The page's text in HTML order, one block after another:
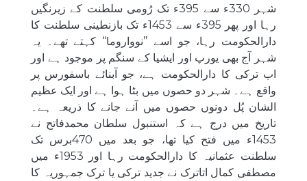
شہر 330ء سے 395ء تک رُومی سلطنت کے زیرنگیں
رہا اور پھر 395ء سے 1453ء تک بازنطینی سلطنت کا
دارالحکومت رہا، جو اسے ’’نوواروما‘‘ کہتے تھے۔ یہ
شہر آج بھی یورپ اور ایشیا کے سنگم پر موجود ہے اور
اب ترکی کا دارالحکومت ہے، جو آبنائے باسفورس پر
واقع ہے۔ شہر دو حصوں میں بٹا ہوا ہے اور ایک عظیم
الشان پُل دونوں حصوں میں آنے جانے کا ذریعہ ہے۔
تاریخ میں درج ہے کہ استنبول سلطان محمدفاتح نے
1453ء میں فتح کیا تھا، جو بعد میں 470برس تک
سلطنت عثمانیہ کا دارالحکومت رہا اور 1953ء میں
مصطفی کمال اتاترک نے جدید ترکی یا ترک جمہوریہ کا